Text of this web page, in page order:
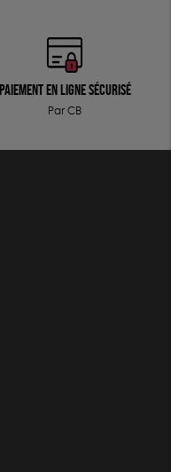
Paiement en ligne sécurisé
Par CB